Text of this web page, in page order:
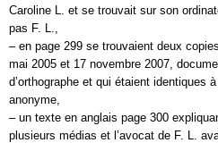
Caroline L. et se trouvait sur son
pas F. L.,
– en page 299 se trouvaient deux
mai 2005 et 17 novembre 2007,
d’orthographe et qui étaient identiques
anonyme,
– un texte en anglais page 300
plusieurs médias et l’avocat de F. L.